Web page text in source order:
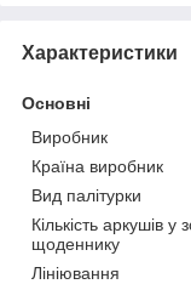
Характеристики
Основні
Виробник
Країна виробник
Вид палітурки
Кількість аркушів у
щоденнику
Лініювання